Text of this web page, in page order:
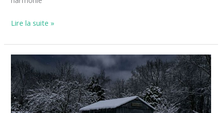
Lire la suite »
Comment
éviter
la
condensation
dans